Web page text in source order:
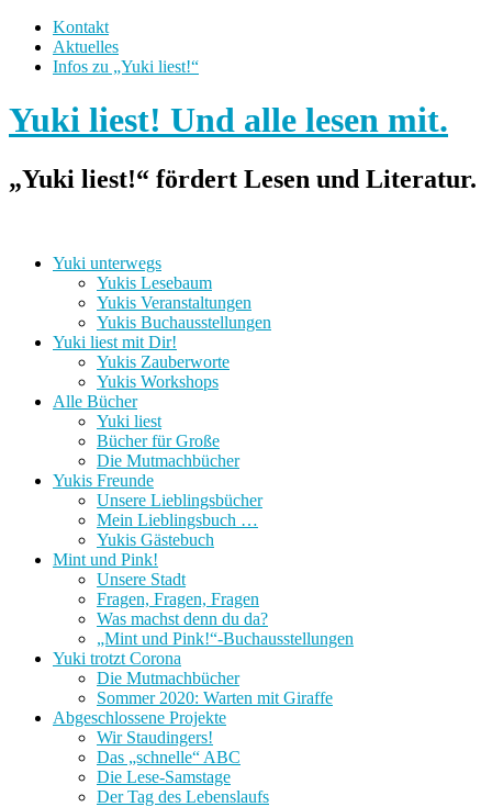
Kontakt
Aktuelles
Infos zu „Yuki liest!“
Yuki liest! Und alle lesen mit.
„Yuki liest!“ fördert Lesen und Literatur.
Yuki unterwegs
Yukis Lesebaum
Yukis Veranstaltungen
Yukis Buchausstellungen
Yuki liest mit Dir!
Yukis Zauberworte
Yukis Workshops
Alle Bücher
Yuki liest
Bücher für Große
Die Mutmachbücher
Yukis Freunde
Unsere Lieblingsbücher
Mein Lieblingsbuch …
Yukis Gästebuch
Mint und Pink!
Unsere Stadt
Fragen, Fragen, Fragen
Was machst denn du da?
„Mint und Pink!“-Buchausstellungen
Yuki trotzt Corona
Die Mutmachbücher
Sommer 2020: Warten mit Giraffe
Abgeschlossene Projekte
Wir Staudingers!
Das „schnelle“ ABC
Die Lese-Samstage
Der Tag des Lebenslaufs